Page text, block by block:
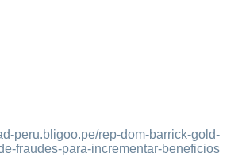
peru.bligoo.pe/rep-dom-barrick-gold-
fraudes-para-incrementar-beneficios